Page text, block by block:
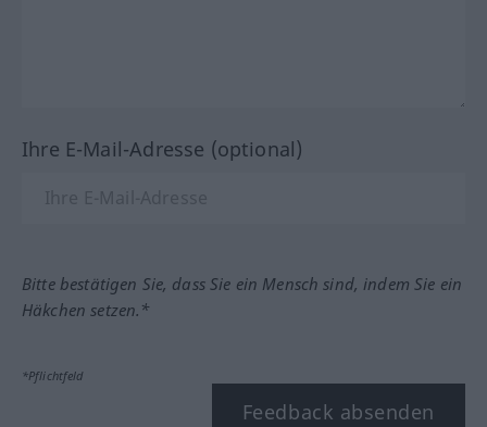
Ihre E-Mail-Adresse (optional)
Bitte bestätigen Sie, dass Sie ein Mensch sind, indem Sie ein
Häkchen setzen.*
*Pflichtfeld
Feedback absenden